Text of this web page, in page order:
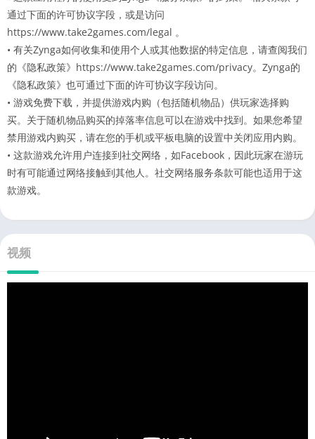
通过下面的许可协议字段，或是访问
https://www.take2games.com/legal 。
• 有关Zynga如何收集和使用个人或其他数据的特定信息，请查阅我们
的《隐私政策》https://www.take2games.com/privacy。Zynga的
《隐私政策》也可通过下面的许可协议字段访问。
• 游戏免费下载，并提供游戏内购（包括随机物品）供玩家选择购
买。关于随机物品购买的掉落率信息可以在游戏中找到。如果您希望
禁用游戏内购买，请在您的手机或平板电脑的设置中关闭应用内购。
• 这款游戏允许用户连接到社交网络，如Facebook，因此玩家在游玩
时有可能通过网络接触到其他人。社交网络服务条款可能也适用于这
款游戏。
视频